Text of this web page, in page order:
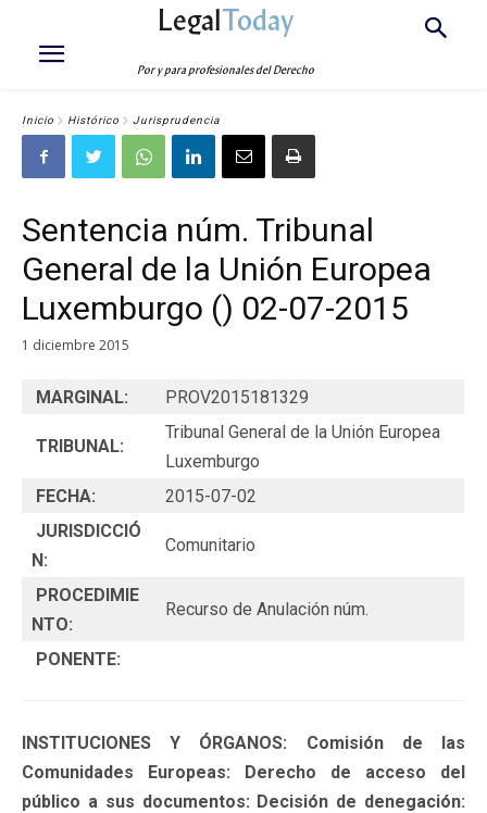
LegalToday
Por y para profesionales del Derecho
Inicio Histórico Jurisprudencia
Sentencia núm. Tribunal
General de la Unión Europea
Luxemburgo () 02-07-2015
1 diciembre 2015
MARGINAL: PROV2015181329
TRIBUNAL:
Tribunal General de la Unión Europea
Luxemburgo
FECHA:
2015-07-02
JURISDICCIÓ
N:
Comunitario
PROCEDIMIE
NTO:
Recurso de Anulación núm.
PONENTE:
INSTITUCIONES Y ÓRGANOS: Comisión de las
Comunidades Europeas: Derecho de acceso del
público a sus documentos: Decisión de denegación: